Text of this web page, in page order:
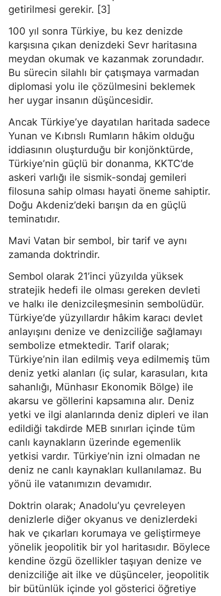
getirilmesi gerekir. [3]
100 yıl sonra Türkiye, bu kez denizde
karşısına çıkan denizdeki Sevr haritasına
meydan okumak ve kazanmak zorundadır.
Bu sürecin silahlı bir çatışmaya varmadan
diplomasi yolu ile çözülmesini beklemek
her uygar insanın düşüncesidir.
Ancak Türkiye’ye dayatılan haritada sadece
Yunan ve Kıbrıslı Rumların hâkim olduğu
iddiasının oluşturduğu bir konjönktürde,
Türkiye’nin güçlü bir donanma, KKTC’de
askeri varlığı ile sismik-sondaj gemileri
filosuna sahip olması hayati öneme sahiptir.
Doğu Akdeniz’deki barışın da en güçlü
teminatıdır.
Mavi Vatan bir sembol, bir tarif ve aynı
zamanda doktrindir.
Sembol olarak 21’inci yüzyılda yüksek
stratejik hedefi ile olması gereken devleti
ve halkı ile denizcileşmesinin sembolüdür.
Türkiye’de yüzyıllardır hâkim karacı devlet
anlayışını denize ve denizciliğe sağlamayı
sembolize etmektedir. Tarif olarak;
Türkiye’nin ilan edilmiş veya edilmemiş tüm
deniz yetki alanları (iç sular, karasuları, kıta
sahanlığı, Münhasır Ekonomik Bölge) ile
akarsu ve göllerini kapsamına alır. Deniz
yetki ve ilgi alanlarında deniz dipleri ve ilan
edildiği takdirde MEB sınırları içinde tüm
canlı kaynakların üzerinde egemenlik
yetkisi vardır. Türkiye’nin izni olmadan ne
deniz ne canlı kaynakları kullanılamaz. Bu
yönü ile vatanımızın devamıdır.
Doktrin olarak; Anadolu’yu çevreleyen
denizlerle diğer okyanus ve denizlerdeki
hak ve çıkarları korumaya ve geliştirmeye
yönelik jeopolitik bir yol haritasıdır. Böylece
kendine özgü özellikler taşıyan denize ve
denizciliğe ait ilke ve düşünceler, jeopolitik
bir bütünlük içinde yol gösterici öğretiye